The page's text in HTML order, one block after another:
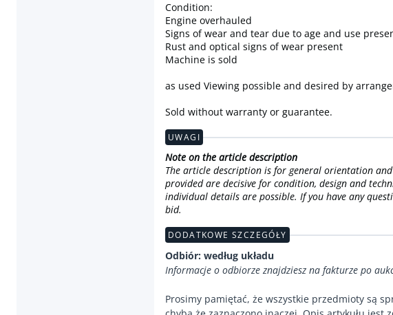
Condition:
Engine overhauled
Signs of wear and tear due to age and use
Rust and optical signs of wear present
Machine is sold
as used Viewing possible and desired by
Sold without warranty or guarantee.
UWAGI
Note on the article description
The article description is for general orientation
provided are decisive for condition, design and
individual details are possible. If you have any
bid.
DODATKOWE SZCZEGÓŁY
Odbiór: według układu
Informacje o odbiorze znajdziesz na fakturze po
Prosimy pamiętać, że wszystkie przedmioty są